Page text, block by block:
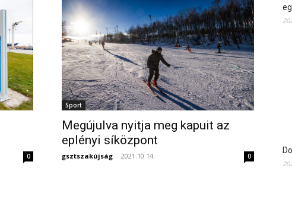
0
Sport
Megújulva nyitja meg kapuit az
eplényi síközpont
gsztszakújság - 2021.10.14. 0